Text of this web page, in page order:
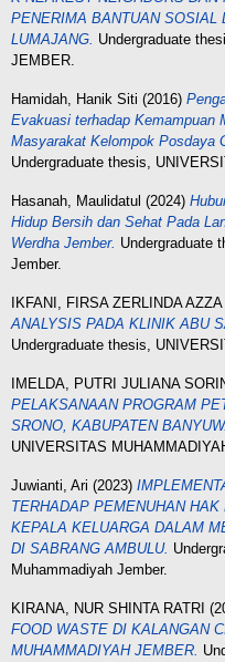
PENERIMA BANTUAN SOSIAL
LUMAJANG. Undergraduate
JEMBER.
Hamidah, Hanik Siti (2016)
Evakuasi terhadap Kemampuan
Masyarakat Kelompok Posdaya
Undergraduate thesis,
Hasanah, Maulidatul (2024)
Hidup Bersih dan Sehat Pada
Werdha Jember. Undergraduate
Jember.
IKFANI, FIRSA ZERLINDA AZZA
ANALYSIS PADA KLINIK ABU
Undergraduate thesis,
IMELDA, PUTRI JULIANA
PELAKSANAAN PROGRAM
SRONO, KABUPATEN
UNIVERSITAS
Juwianti, Ari (2023)
TERHADAP PEMENUHAN
KEPALA KELUARGA DALAM
DI SABRANG AMBULU.
Muhammadiyah Jember.
KIRANA, NUR SHINTA RATRI
FOOD WASTE DI KALANGAN
MUHAMMADIYAH JEMBER.